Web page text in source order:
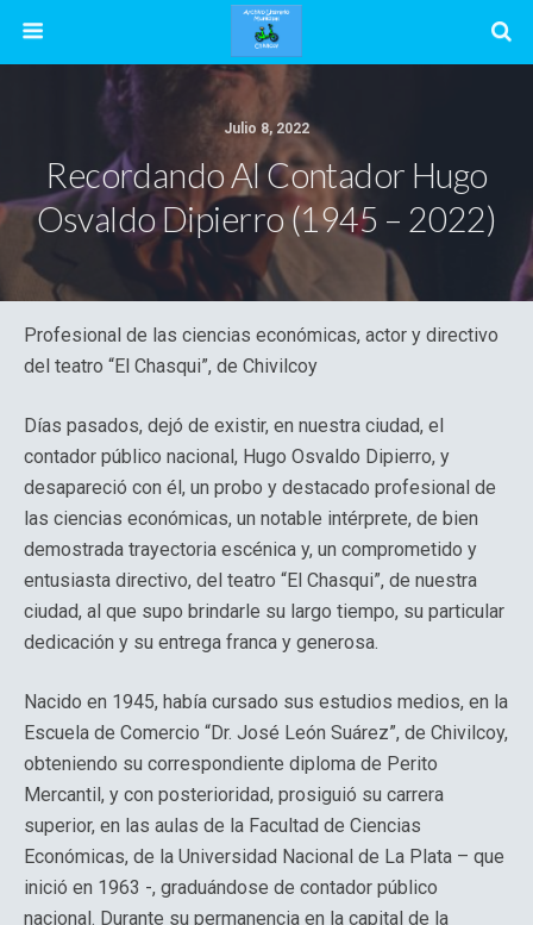
Julio 8, 2022
Recordando Al Contador Hugo
Osvaldo Dipierro (1945 – 2022)
Profesional de las ciencias económicas, actor y directivo
del teatro “El Chasqui”, de Chivilcoy
Días pasados, dejó de existir, en nuestra ciudad, el
contador público nacional, Hugo Osvaldo Dipierro, y
desapareció con él, un probo y destacado profesional de
las ciencias económicas, un notable intérprete, de bien
demostrada trayectoria escénica y, un comprometido y
entusiasta directivo, del teatro “El Chasqui”, de nuestra
ciudad, al que supo brindarle su largo tiempo, su particular
dedicación y su entrega franca y generosa.
Nacido en 1945, había cursado sus estudios medios, en la
Escuela de Comercio “Dr. José León Suárez”, de Chivilcoy,
obteniendo su correspondiente diploma de Perito
Mercantil, y con posterioridad, prosiguió su carrera
superior, en las aulas de la Facultad de Ciencias
Económicas, de la Universidad Nacional de La Plata – que
inició en 1963 -, graduándose de contador público
nacional. Durante su permanencia en la capital de la